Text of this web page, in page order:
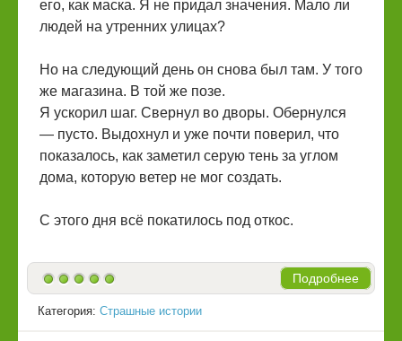
его, как маска. Я не придал значения. Мало ли
людей на утренних улицах?
Но на следующий день он снова был там. У того
же магазина. В той же позе.
Я ускорил шаг. Свернул во дворы. Обернулся
— пусто. Выдохнул и уже почти поверил, что
показалось, как заметил серую тень за углом
дома, которую ветер не мог создать.
С этого дня всё покатилось под откос.
Подробнее
Категория: Страшные истории